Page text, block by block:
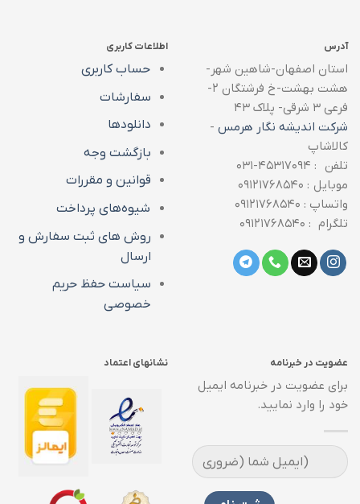
آدرس
استان اصفهان-شاهین شهر-
هشت بهشت-خ فرشتگان ۲-
فرعی ۳ شرقی- پلاک ۴۳
شرکت اندیشه نگار هرمس -
کالاشاپ
تلفن : ۴۵۳۱۷۰۹۴-۰۳۱
موبایل : ۰۹۱۲۱۷۶۸۵۴۰
واتساپ : ۰۹۱۲۱۷۶۸۵۴۰
تلگرام : ۰۹۱۲۱۷۶۸۵۴۰
اطلاعات کاربری
حساب کاربری
سفارشات
دانلودها
بازگشت وجه
قوانین و مقررات
شیوه‌های پرداخت
روش های ثبت سفارش و
ارسال
سیاست حفظ حریم
خصوصی
عضویت در خبرنامه
برای عضویت در خبرنامه ایمیل
خود را وارد نمایید.
نشانهای اعتماد